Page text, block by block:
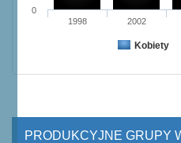
Kobiety
1998 2002
0
PRODUKCYJNE GRUPY